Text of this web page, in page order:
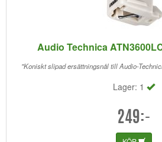
Audio Technica
"Koniskt slipad ersättningsnål till Audio-
Lager: 1
249:-